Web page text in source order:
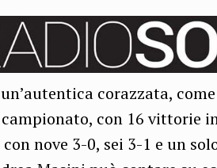
corazzata,
con 16 vittorie
nove 3-0, sei 3-1 e un